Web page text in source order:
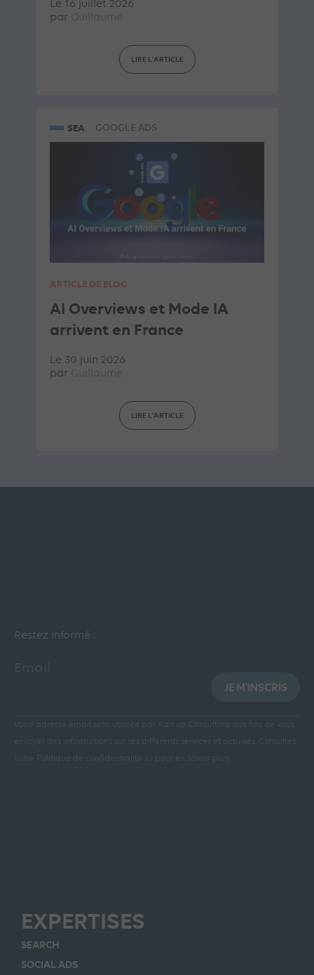
Le 16 juillet 2026
par Guillaume
LIRE L'ARTICLE
SEA GOOGLE ADS
ARTICLE DE BLOG
AI Overviews et Mode IA
arrivent en France
Le 30 juin 2026
par Guillaume
LIRE L'ARTICLE
Restez informé :
JE M'INSCRIS
Votre adresse email sera utilisée par Ad’s up Consulting aux fins de vous
envoyer des informations sur ses différents services et activités.
Consultez
notre Politique de confidentialité ici pour en savoir plus
EXPERTISES
SEARCH
SOCIAL ADS